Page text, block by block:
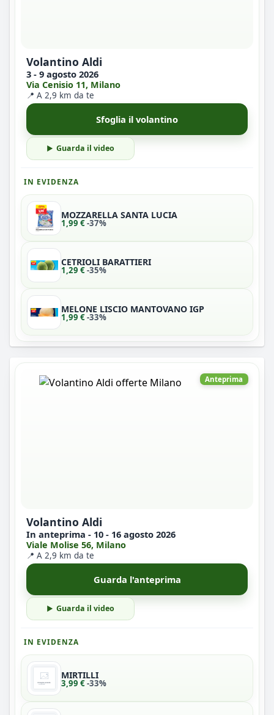
Volantino Aldi
3 - 9 agosto 2026
Via Cenisio 11, Milano
📍 A 2,9 km da te
Sfoglia il volantino
Guarda il video
IN EVIDENZA
MOZZARELLA SANTA LUCIA
1,99 €-37%
CETRIOLI BARATTIERI
1,29 €-35%
MELONE LISCIO MANTOVANO IGP
1,99 €-33%
Anteprima
Volantino Aldi
In anteprima - 10 - 16 agosto 2026
Viale Molise 56, Milano
📍 A 2,9 km da te
Guarda l'anteprima
Guarda il video
IN EVIDENZA
MIRTILLI
3,99 €-33%